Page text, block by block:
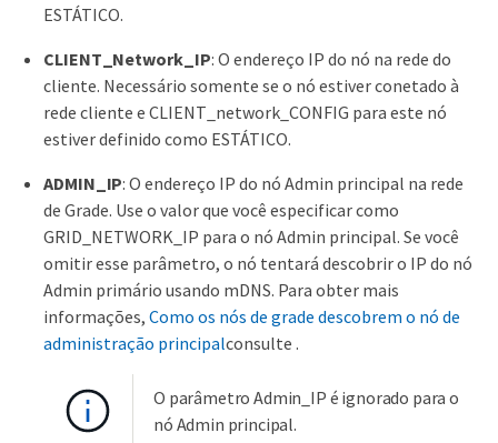
ESTÁTICO.
CLIENT_Network_IP: O endereço IP do nó na rede do
cliente. Necessário somente se o nó estiver conetado à
rede cliente e CLIENT_network_CONFIG para este nó
estiver definido como ESTÁTICO.
ADMIN_IP: O endereço IP do nó Admin principal na rede
de Grade. Use o valor que você especificar como
GRID_NETWORK_IP para o nó Admin principal. Se você
omitir esse parâmetro, o nó tentará descobrir o IP do nó
Admin primário usando mDNS. Para obter mais
informações, Como os nós de grade descobrem o nó de
administração principalconsulte .
O parâmetro Admin_IP é ignorado para o
nó Admin principal.